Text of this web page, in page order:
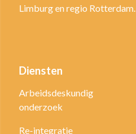
Limburg en regio Rotterdam.
Diensten
Arbeidsdeskundig
onderzoek
Re-integratie